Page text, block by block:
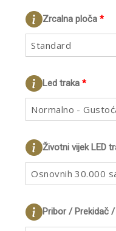
*
Zrcalna ploča
Standard
*
Led traka
Normalno -
Životni vijek LED
Osnovnih 30.000
Pribor / Prekidač